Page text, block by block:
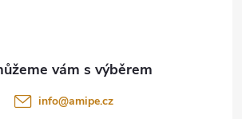
info@amipe.cz